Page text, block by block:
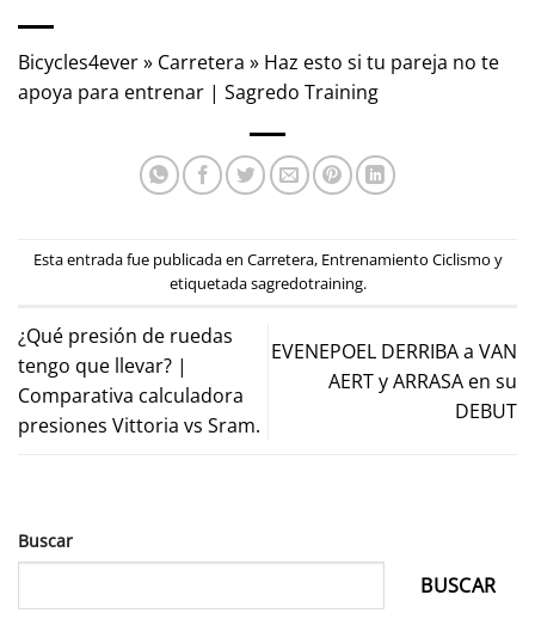
Bicycles4ever» Carretera » Haz esto si tu pareja no te
apoya para entrenar | Sagredo Training
Esta entrada fue publicada en Carretera, Entrenamiento Ciclismo y
etiquetadasagredotraining.
¿Qué presión de ruedas
tengo que llevar? |
Comparativa calculadora
presiones Vittoria vs Sram.
EVENEPOEL DERRIBA a VAN
AERT y ARRASA en su
DEBUT
Buscar
BUSCAR